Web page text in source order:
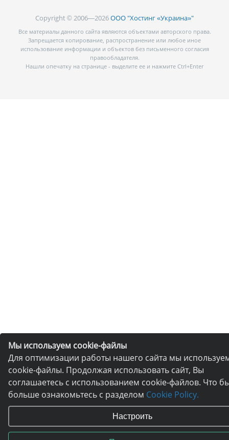
Мы используем cookie-файлы
Для оптимизации работы нашего сайта мы
cookie-файлы. Продолжая использовать сайт, Вы
соглашаетесь с использованием cookie-файлов. Что
больше ознакомьтесь с разделом Cookie Policy.
Настроить
Copyright © 2006—2026ООО "Хостинг «Украина»"
Все материалы данного сайта являются объектами авторского права.
Запрещается копирование, распространение или любое иное
использование информации и объектов без письменного согласия
правообладателя.
Нашли опечатку на странице - выделите ее и нажмите Ctrl+Enter